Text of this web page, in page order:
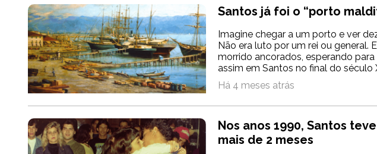
Santos já foi o “porto
Imagine chegar a um porto e ver
Não era luto por um rei ou general.
morrido ancorados, esperando
assim em Santos no final do século
Há 4 meses atrás
Nos anos 1990, Santos
mais de 2 meses